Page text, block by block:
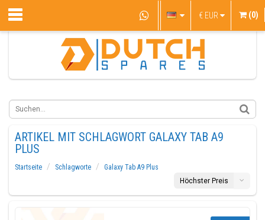
€ EUR (0)
ARTIKEL MIT SCHLAGWORT GALAXY TAB A9
PLUS
Startseite Schlagworte
Galaxy Tab A9 Plus
Höchster Preis